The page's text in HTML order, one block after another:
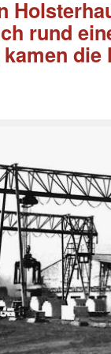
rund
die